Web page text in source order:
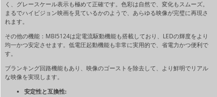
く、グレースケール表示も極めて正確です。色彩は自然で、変化もスムーズ。
まるでハイビジョン映画を見ているかのようで、あらゆる映像が完璧に再現さ
れます。
その他の機能：MBI5124は定電流駆動機能も搭載しており、LEDの輝度をより
均一かつ安定させます。低電圧起動機能も非常に実用的で、省電力かつ便利で
す。
ブランキング回路機能もあり、映像のゴーストを除去して、より鮮明でリアル
な映像を実現します。
安定性と互換性: